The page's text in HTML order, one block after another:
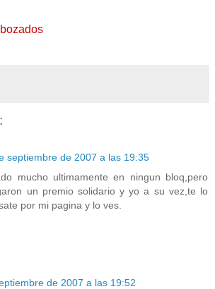
septiembre de 2007 a las 19:35
mucho ultimamente en ningun bloq,pero
un premio solidario y yo a su vez,te lo
por mi pagina y lo ves.
de 2007 a las 19:52